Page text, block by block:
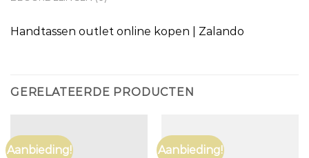
Handtassen outlet online kopen | Zalando
GERELATEERDE PRODUCTEN
Aanbieding! Aanbieding!